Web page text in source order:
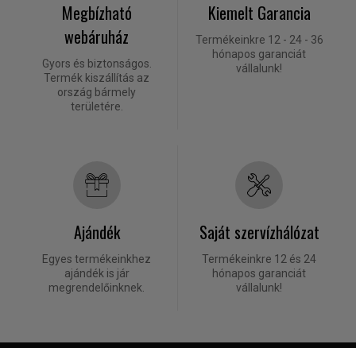
Megbízható
webáruház
Gyors és biztonságos.
Termék kiszállítás az
ország bármely
területére.
Kiemelt Garancia
Termékeinkre 12 - 24 - 36
hónapos garanciát
vállalunk!
Ajándék
Egyes termékeinkhez
ajándék is jár
megrendelőinknek.
Saját szervízhálózat
Termékeinkre 12 és 24
hónapos garanciát
vállalunk!